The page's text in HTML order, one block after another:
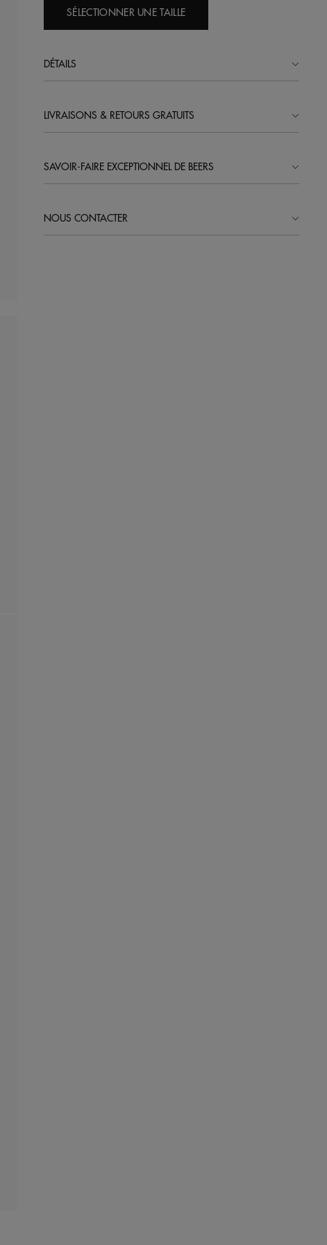
SÉLECTIONNER UNE TAILLE
DÉTAILS
LIVRAISONS & RETOURS GRATUITS
SAVOIR-FAIRE EXCEPTIONNEL DE BEERS
NOUS CONTACTER